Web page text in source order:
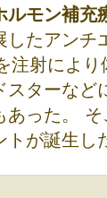
ルモン補充
したアンチ
注射によ
スターなど
あった。
トが誕生し